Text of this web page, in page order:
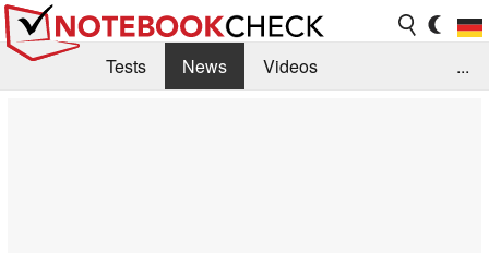
Tests News
Videos
...